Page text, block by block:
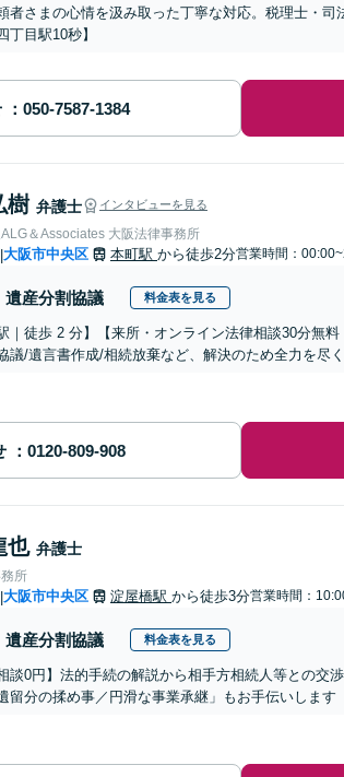
者さまの心情を汲み取った丁寧な対応。税理士・
丁目駅10秒】
樹 弁護士 インタビューを見る
＆Associates 大阪法律事務所
|大阪市中央区 本町駅 から徒歩2分営業時間：
遺産分割協議 料金表を見る
駅｜徒歩 2 分】【来所・オンライン法律相談30分無
議/遺言書作成/相続放棄など、解決のため全力を尽
也 弁護士
所
|大阪市中央区 淀屋橋駅 から徒歩3分営業時間：
遺産分割協議 料金表を見る
相談0円】法的手続の解説から相手方相続人等との
留分の揉め事／円滑な事業承継」もお手伝いします